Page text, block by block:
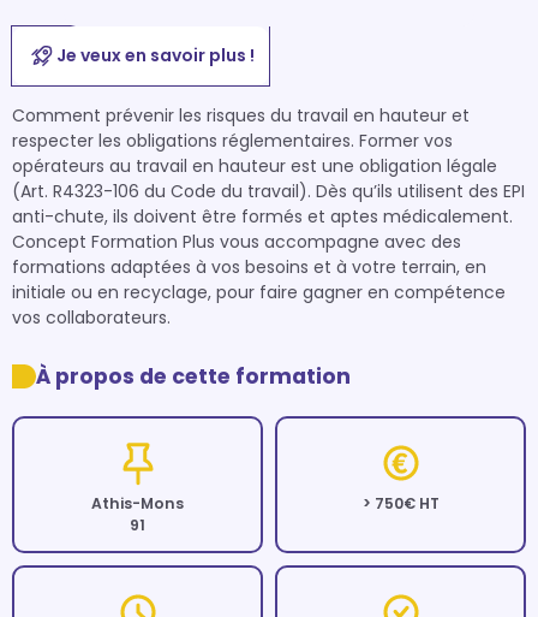
Je veux en savoir plus !
Comment prévenir les risques du travail en hauteur et
respecter les obligations réglementaires. Former vos
opérateurs au travail en hauteur est une obligation légale
(Art. R4323-106 du Code du travail). Dès qu’ils utilisent des EPI
anti-chute, ils doivent être formés et aptes médicalement.
Concept Formation Plus vous accompagne avec des
formations adaptées à vos besoins et à votre terrain, en
initiale ou en recyclage, pour faire gagner en compétence
vos collaborateurs.
À propos de cette formation
Athis-Mons
91
> 750€ HT